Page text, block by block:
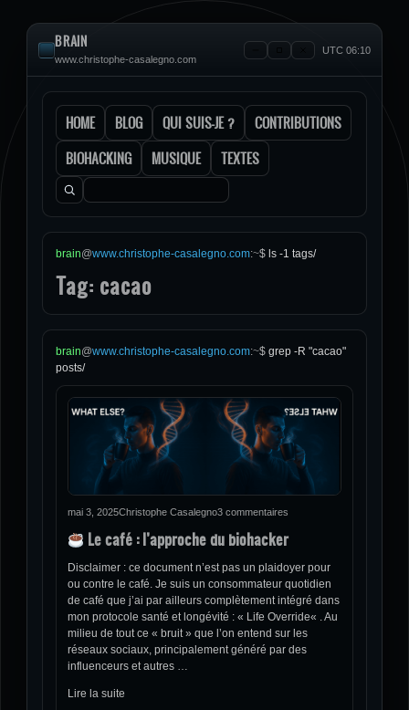
BRAIN
www.christophe-casalegno.com
UTC 06:10
HOME BLOG QUI SUIS-JE ?
CONTRIBUTIONS
BIOHACKING
MUSIQUE TEXTES
Rechercher :
brain@www.christophe-casalegno.com:~$ ls -1 tags/
Tag: cacao
brain@www.christophe-casalegno.com:~$ grep -R "cacao"
posts/
mai 3, 2025Christophe Casalegno3 commentaires
Le café : l’approche du biohacker
Disclaimer : ce document n’est pas un plaidoyer pour
ou contre le café. Je suis un consommateur quotidien
de café que j’ai par ailleurs complètement intégré dans
mon protocole santé et longévité : « Life Override« . Au
milieu de tout ce « bruit » que l’on entend sur les
réseaux sociaux, principalement généré par des
influenceurs et autres …
Lire la suite